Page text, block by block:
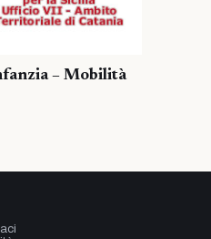
– Mobilità